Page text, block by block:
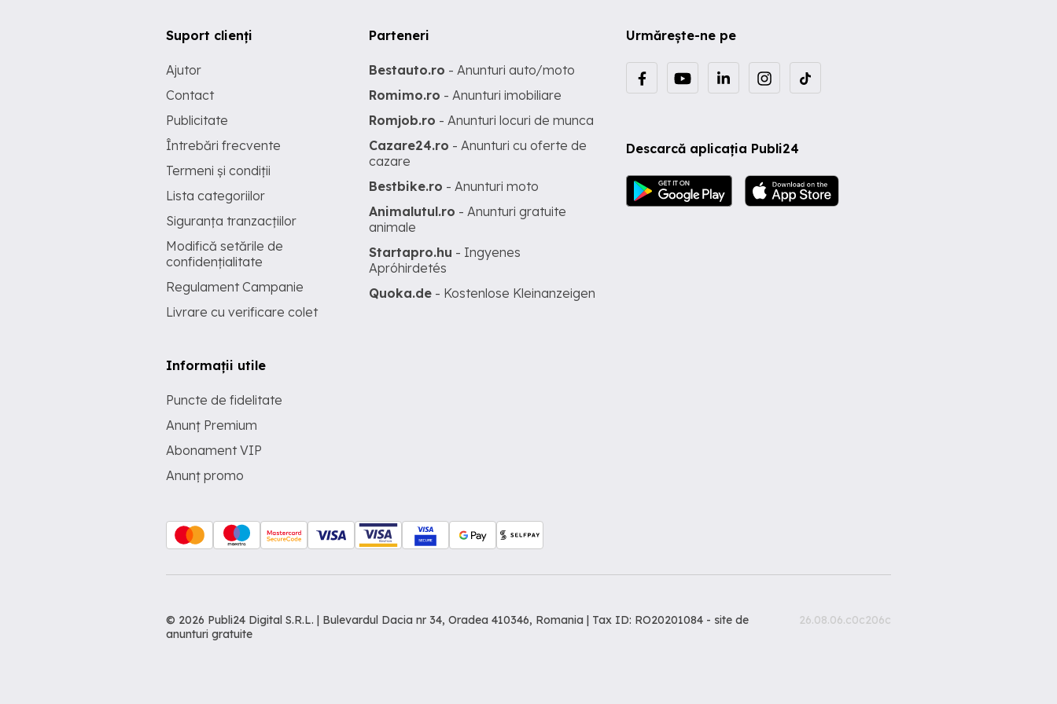
Urmărește-ne pe
Descarcă aplicația Publi24
Suport clienți
Ajutor
Contact
Publicitate
Întrebări frecvente
Termeni și condiții
Lista categoriilor
Siguranța tranzacțiilor
Modifică setările de
confidențialitate
Regulament Campanie
Livrare cu verificare colet
Informații utile
Puncte de fidelitate
Anunț Premium
Abonament VIP
Anunț promo
Parteneri
Bestauto.ro - Anunturi auto/moto
Romimo.ro - Anunturi imobiliare
Romjob.ro - Anunturi locuri de munca
Cazare24.ro - Anunturi cu oferte de
cazare
Bestbike.ro - Anunturi moto
Animalutul.ro - Anunturi gratuite
animale
Startapro.hu - Ingyenes
Apróhirdetés
Quoka.de - Kostenlose Kleinanzeigen
© 2026 Publi24 Digital S.R.L. | Bulevardul Dacia nr 34, Oradea 410346, Romania | Tax ID: RO20201084 - site de
anunturi gratuite
26.08.06.c0c206c